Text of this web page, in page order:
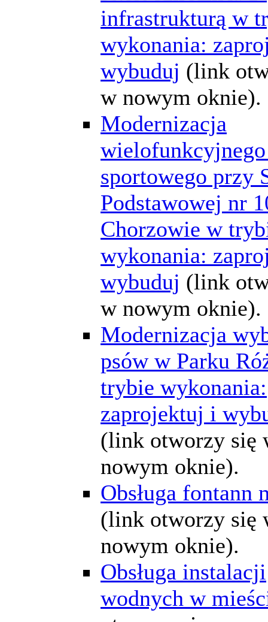
infrastrukturą w
wykonania:
wybuduj (link
w nowym oknie).
Modernizacja
sportowego przy
Podstawowej nr
Chorzowie w
wykonania:
wybuduj (link
w nowym oknie).
Modernizacja
psów w Parku
trybie wykonania:
zaprojektuj i
(link otworzy się
nowym oknie).
Obsługa fontann
(link otworzy się
nowym oknie).
Obsługa instalacji
wodnych w